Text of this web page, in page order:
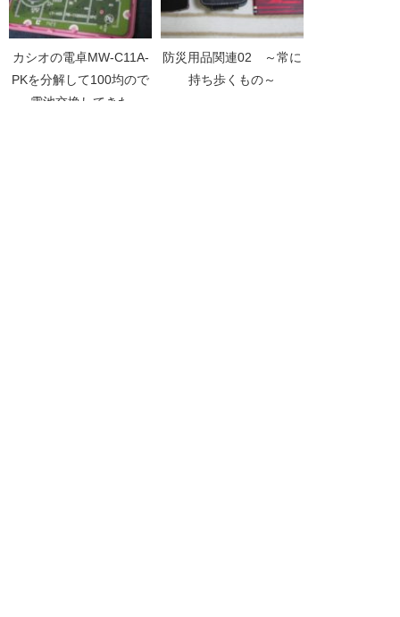
カシオの電卓MW-C11A-
PKを分解して100均ので
電池交換してきた
防災用品関連02 ～常に
持ち歩くもの～